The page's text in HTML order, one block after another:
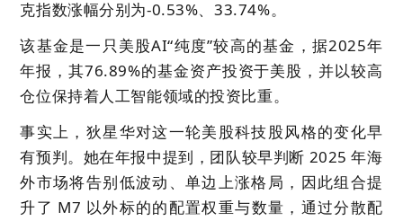
克指数涨幅分别为-0.53%、33.74%。
该基金是一只美股AI“纯度”较高的基金，据2025年
年报，其76.89%的基金资产投资于美股，并以较高
仓位保持着人工智能领域的投资比重。
事实上，狄星华对这一轮美股科技股风格的变化早
有预判。她在年报中提到，团队较早判断 2025 年海
外市场将告别低波动、单边上涨格局，因此组合提
升了 M7 以外标的的配置权重与数量，通过分散配